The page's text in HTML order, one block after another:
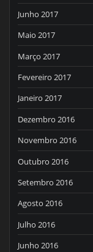
Junho 2017
Maio 2017
Março 2017
Fevereiro 2017
Janeiro 2017
Dezembro 2016
Novembro 2016
Outubro 2016
Setembro 2016
Agosto 2016
Julho 2016
Junho 2016